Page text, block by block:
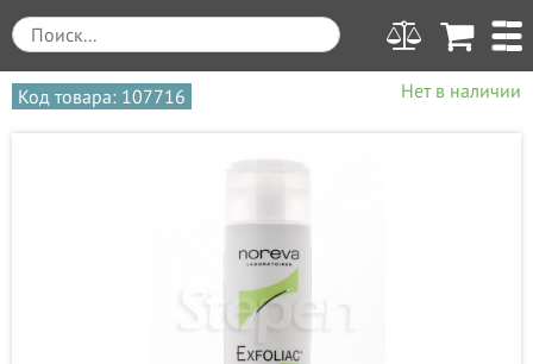
Код товара: 107716 Нет в наличии